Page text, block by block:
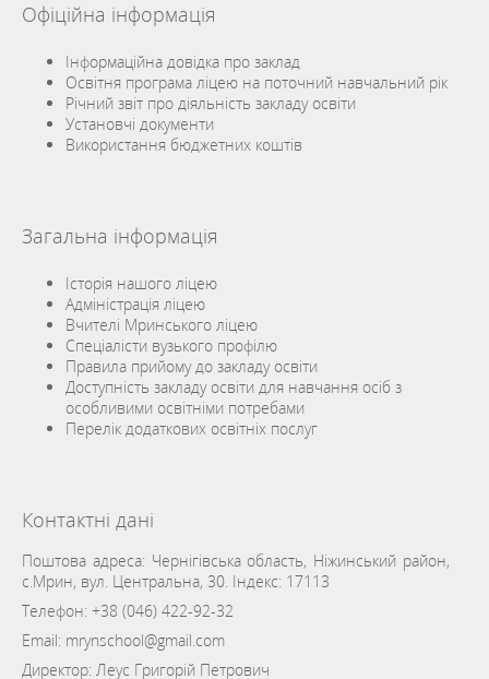
Офіційна інформація
Інформаційна довідка про заклад
Освітня програма ліцею на поточний навчальний рік
Річний звіт про діяльність закладу освіти
Установчі документи
Використання бюджетних коштів
Загальна інформація
Історія нашого ліцею
Адміністрація ліцею
Вчителі Мринського ліцею
Спеціалісти вузького профілю
Правила прийому до закладу освіти
Доступність закладу освіти для навчання осіб з
особливими освітніми потребами
Перелік додаткових освітніх послуг
Контактні дані
Поштова адреса: Чернігівська область, Ніжинський район,
с.Мрин, вул. Центральна, 30. Індекс: 17113
Телефон: +38 (046) 422-92-32
Email: mrynschool@gmail.com
Директор: Леус Григорій Петрович